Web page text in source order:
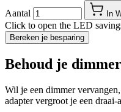
Aantal In
Click to open the LED
Bereken je besparing
Behoud je
Wil je een dimmer
adapter vergroot je een